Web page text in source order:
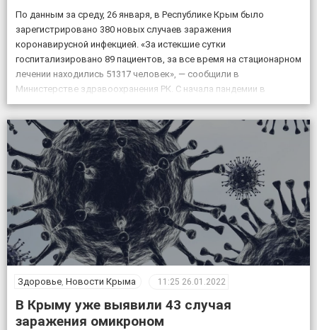
По данным за среду, 26 января, в Республике Крым было
зарегистрировано 380 новых случаев заражения
коронавирусной инфекцией. «За истекшие сутки
госпитализировано 89 пациентов, за все время на стационарном
лечении находились 51317 человек», — сообщили в
Министерстве здравоохранения РК. С начала пандемии в
регионе было выявлено 131158 положительных на Covid-19,
выздоровевших за весь период пандемии – […]
Здоровье, Новости Крыма 11:25 26.01.2022
В Крыму уже выявили 43 случая
заражения омикроном